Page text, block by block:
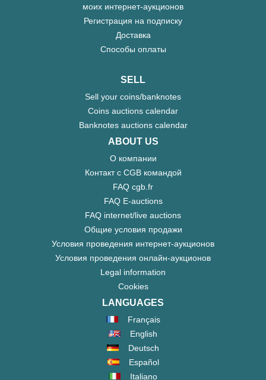
моих интернет-аукционов
Регистрация на подписку
Доставка
Способы оплаты
SELL
Sell your coins/banknotes
Coins auctions calendar
Banknotes auctions calendar
ABOUT US
О компании
Контакт с CGB командой
FAQ cgb.fr
FAQ E-auctions
FAQ internet/live auctions
Общие условия продажи
Условия проведения интернет-аукционов
Условия проведения онлайн-аукционов
Legal information
Cookies
LANGUAGES
Français
English
Deutsch
Español
Italiano